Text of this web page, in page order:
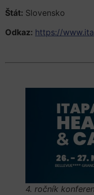
Štát: Slovensko
Odkaz: https://
4. ročník